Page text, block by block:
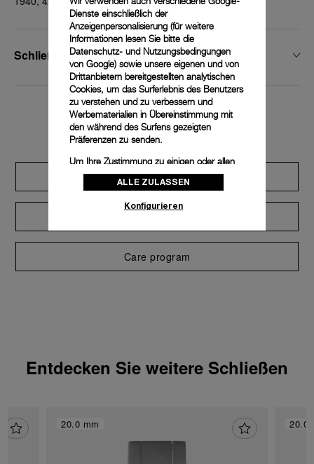
Schließenbreite
Exclusive services
Extend warranty
Care program
Entdecken Sie weitere Schließen
20.0 mm 20.0
Dienste einschließlich der
Anzeigenpersonalisierung (für weitere
Informationen lesen Sie bitte die
Datenschutz- und Nutzungsbedingungen
von Google) sowie unsere eigenen und von
Drittanbietern bereitgestellten analytischen
Cookies, um das Surferlebnis des Benutzers
zu verstehen und zu verbessern und
Werbematerialien in Übereinstimmung mit
den während des Surfens gezeigten
Präferenzen zu senden.
Um Ihre Zustimmung zu einigen oder allen
Cookies zu ändern oder zu widerrufen,
klicken Sie auf „Konfigurieren“, oder lesen
Klicken Sie auf „Alle zulassen“, um Ihr
Einverständnis für die Verwendung der oben
erwähnten Cookies zu geben.
ALLE ZULASSEN
Konfigurieren